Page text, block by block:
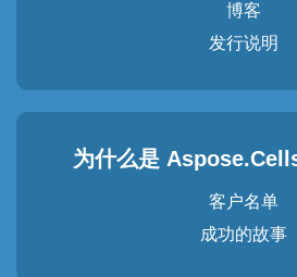
博客
发行说明
为什么是
客户名单
成功的故事